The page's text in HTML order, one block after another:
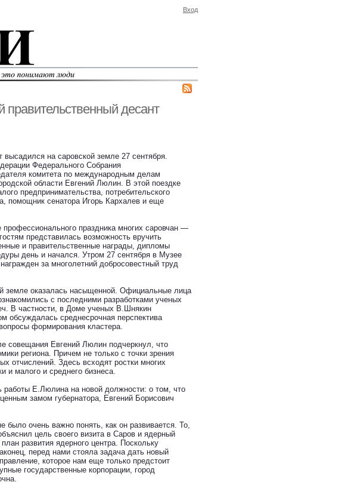
Вход
правительственный десант
на саровской земле 27 сентября.
Федерального Собрания
комитета по международным делам
области Евгений Люлин. В этой поездке
предпринимательства, потребительского
помощник сенатора Игорь Кархалев и еще
праздника многих саровчан —
представилась возможность вручить
и правительственные награды, дипломы
день и начался. Утром 27 сентября в Музее
за многолетний добросовестный труд
земле оказалась насыщенной. Официальные лица
с последними разработками ученых
В частности, в Доме ученых В.Шнякин
обсуждалась среднесрочная перспектива
формирования кластера.
совещания Евгений Люлин подчеркнул, что
региона. Причем не только с точки зрения
отчислений. Здесь всходят ростки многих
и малого и среднего бизнеса.
Е.Люлина на новой должности: о том, что
замом губернатора, Евгений Борисович
очень важно понять, как он развивается. То,
цель своего визита в Саров и ядерный
развития ядерного центра. Поскольку
перед нами стояла задача дать новый
которое нам еще только предстоит
государственные корпорации, город